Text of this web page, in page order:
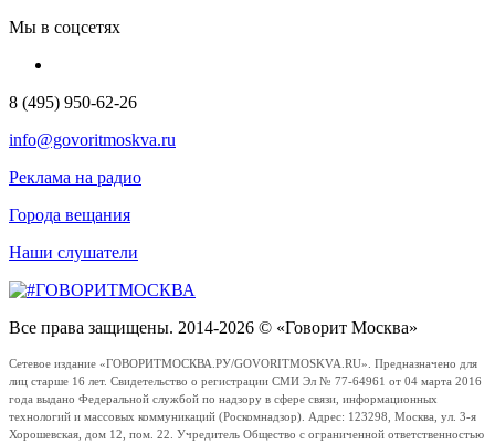
Мы в соцсетях
8 (495) 950-62-26
info@govoritmoskva.ru
Реклама на радио
Города вещания
Наши слушатели
Все права защищены. 2014-2026 © «Говорит Москва»
Сетевое издание «ГОВОРИТМОСКВА.РУ/GOVORITMOSKVA.RU». Предназначено для
лиц старше 16 лет. Свидетельство о регистрации СМИ Эл № 77-64961 от 04 марта 2016
года выдано Федеральной службой по надзору в сфере связи, информационных
технологий и массовых коммуникаций (Роскомнадзор). Адрес: 123298, Москва, ул. 3-я
Хорошевская, дом 12, пом. 22. Учредитель Общество с ограниченной ответственностью